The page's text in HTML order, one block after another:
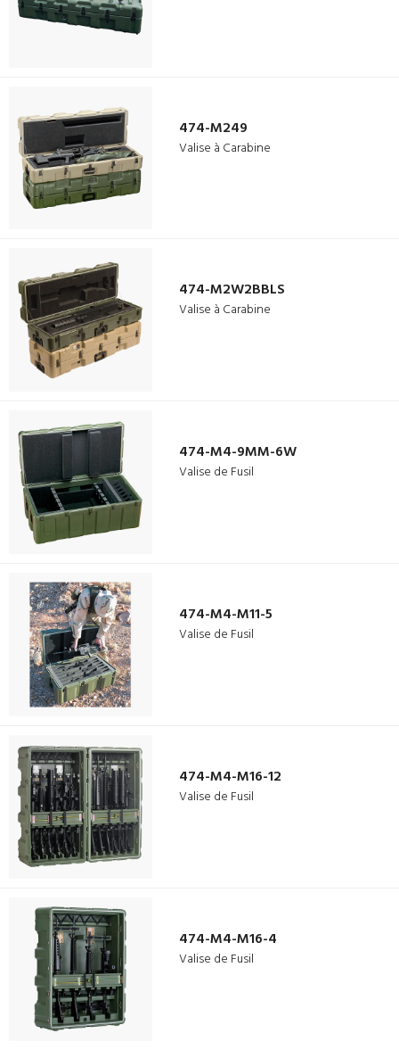
474-M249
Valise à Carabine
474-M2W2BBLS
Valise à Carabine
474-M4-9MM-6W
Valise de Fusil
474-M4-M11-5
Valise de Fusil
474-M4-M16-12
Valise de Fusil
474-M4-M16-4
Valise de Fusil